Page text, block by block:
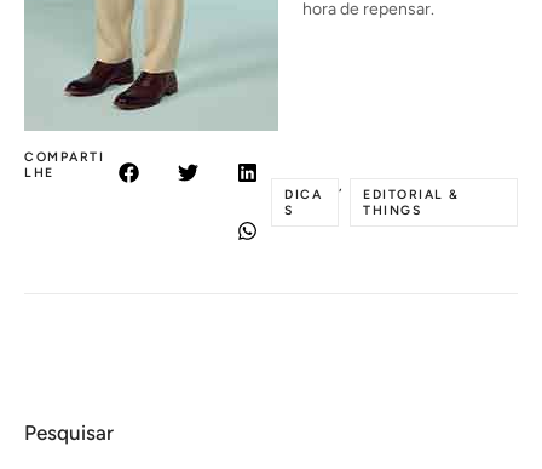
hora de repensar.
COMPARTI
LHE
DICA
S
,
EDITORIAL &
THINGS
Pesquisar